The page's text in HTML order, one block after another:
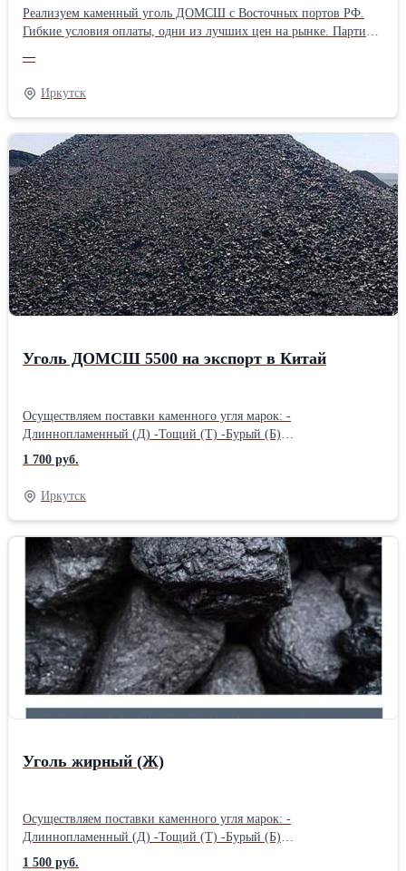
Реализуем каменный уголь ДОМСШ с Восточных портов РФ.
Гибкие условия оплаты, одни из лучших цен на рынке. Партии
Организуем поставку на базисах: FOB (Находка, Ванино,
Владивосток) CFR северные и южные порты Китая CIF северные
и южные порты Китая Качество угля по запросу.Тип:
Длиннопламенный Фасовка: Навалом Происхождение топлива:
Естественное
—
Иркутск
Уголь ДОМСШ 5500 на экспорт в Китай
Осуществляем поставки каменного угля марок: -
Длиннопламенный (Д) -Тощий (Т) -Бурый (Б)
-Длиннопламенный Газовый (ДГ) -Слабоспекающийся (СС)
-Жирный (Ж) -Газовый Жирный Отощенный (ГЖО)
-Отощенный Спекающийся (ОС) Имеем в собственности, а так
же арендованный сортировочный комплекс. Произведем любую
фракцию под ваши нужды. При необходимости обогатим.
Поставки по РФ от 1 вагона, на экспорт от 14 вагонов.Способ
упаковки: Навалом в вагоны
1 700 руб.
Иркутск
Уголь жирный (Ж)
Осуществляем поставки каменного угля марок: -
Длиннопламенный (Д) -Тощий (Т) -Бурый (Б)
-Длиннопламенный Газовый (ДГ) -Слабоспекающийся (СС)
1 500 руб.